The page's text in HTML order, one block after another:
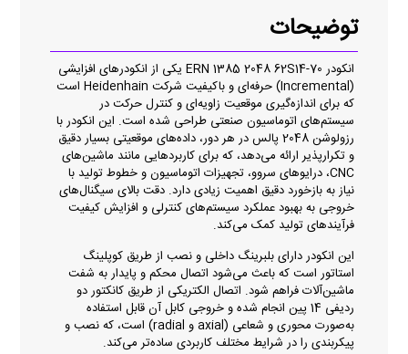
توضیحات
انکودر ERN 1385 2048 62S14-70 یکی از انکودرهای افزایشی
(Incremental) حرفه‌ای و باکیفیت شرکت Heidenhain است
که برای اندازه‌گیری موقعیت زاویه‌ای و کنترل حرکت در
سیستم‌های اتوماسیون صنعتی طراحی شده است. این انکودر با
رزولوشن 2048 پالس در هر دور، داده‌های موقعیتی بسیار دقیق
و تکرارپذیر ارائه می‌دهد، که برای کاربردهایی مانند ماشین‌های
CNC، درایوهای سروو، تجهیزات اتوماسیون و خطوط تولید با
نیاز به بازخورد دقیق اهمیت زیادی دارد. دقت بالای سیگنال‌های
خروجی به بهبود عملکرد سیستم‌های کنترلی و افزایش کیفیت
فرآیندهای تولید کمک می‌کند.
این انکودر دارای بلبرینگ داخلی و نصب از طریق کوپلینگ
استاتور است که باعث می‌شود اتصال محکم و پایدار به شفت
ماشین‌آلات فراهم شود. اتصال الکتریکی از طریق کانکتور دو
ردیفی 14 پین انجام شده و خروجی کابل آن قابل استفاده
به‌صورت محوری و شعاعی (axial و radial) است، که نصب و
پیکربندی را در شرایط مختلف کاربردی ساده‌تر می‌کند.